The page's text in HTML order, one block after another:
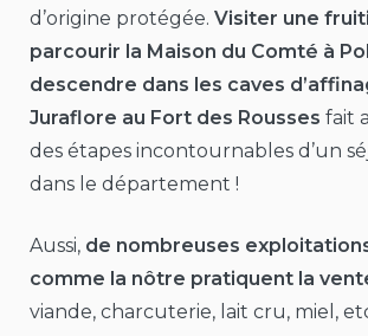
d’origine protégée. Visiter une
parcourir la Maison du Comté à
descendre dans les caves
Juraflore au Fort des Rousses fait
des étapes incontournables d’un
dans le département !
Aussi, de nombreuses
comme la nôtre pratiquent la
viande, charcuterie, lait cru, miel,